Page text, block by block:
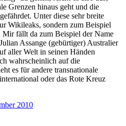
Grenzen hinaus geht und die
Unter diese sehr breite
Wikileaks, sondern zum Beispiel
Mir fällt da zum Beispiel der Name
Assange (gebürtiger) Australier
aller Welt in seinen Händen
wahrscheinlich auf die
es für andere transnationale
oder das Rote Kreuz
2010